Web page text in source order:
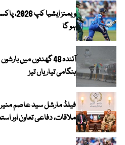
ویمنز
ہو گا
آئندہ 48 گھنٹوں میں
ہنگامی تیاریاں تیز
فیلڈ مارشل سید عاصم منیر
ملاقات، دفاعی تعاون اور